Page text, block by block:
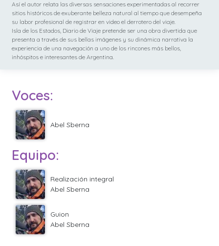
Así el autor relata las diversas sensaciones experimentadas al recorrer
sitios históricos de exuberante belleza natural al tiempo que desempeña
su labor profesional de registrar en video el derrotero del viaje.
Isla de los Estados, Diario de Viaje pretende ser una obra divertida que
presenta a través de sus bellas imágenes y su dinámica narrativa la
experiencia de una navegación a uno de los rincones más bellos,
inhóspitos e interesantes de Argentina.
Voces:
Abel Sberna
Equipo:
Realización integral
Abel Sberna
Guion
Abel Sberna